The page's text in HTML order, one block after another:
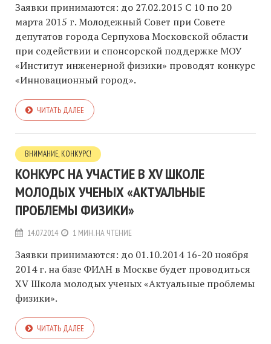
Заявки принимаются: до 27.02.2015 С 10 по 20
марта 2015 г. Молодежный Совет при Совете
депутатов города Серпухова Московской области
при содействии и спонсорской поддержке МОУ
«Институт инженерной физики» проводят конкурс
«Инновационный город».
ЧИТАТЬ ДАЛЕЕ
ВНИМАНИЕ, КОНКУРС!
КОНКУРС НА УЧАСТИЕ В XV ШКОЛЕ
МОЛОДЫХ УЧЕНЫХ «АКТУАЛЬНЫЕ
ПРОБЛЕМЫ ФИЗИКИ»
14.07.2014 1 МИН. НА ЧТЕНИЕ
Заявки принимаются: до 01.10.2014 16-20 ноября
2014 г. на базе ФИАН в Москве будет проводиться
XV Школа молодых ученых «Актуальные проблемы
физики».
ЧИТАТЬ ДАЛЕЕ